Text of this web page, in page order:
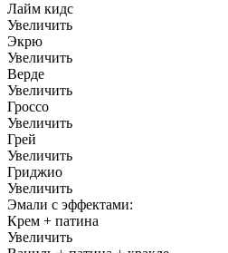
Лайм кидс
Увеличить
Экрю
Увеличить
Верде
Увеличить
Гроссо
Увеличить
Грей
Увеличить
Гриджио
Увеличить
Эмали с эффектами:
Крем + патина
Увеличить